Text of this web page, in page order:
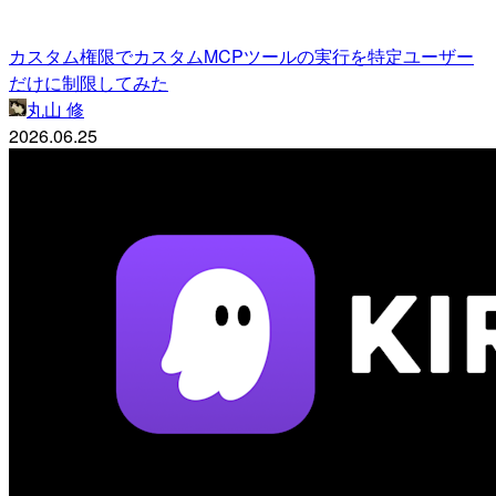
カスタム権限でカスタムMCPツールの実行を特定ユーザー
だけに制限してみた
丸山 修
2026.06.25